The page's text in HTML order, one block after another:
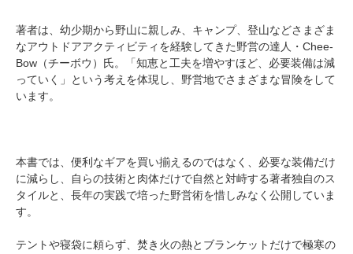
著者は、幼少期から野山に親しみ、キャンプ、登山などさまざま
なアウトドアアクティビティを経験してきた野営の達人・Chee-
Bow（チーボウ）氏。「知恵と工夫を増やすほど、必要装備は減
っていく」という考えを体現し、野営地でさまざまな冒険をして
います。
本書では、便利なギアを買い揃えるのではなく、必要な装備だけ
に減らし、自らの技術と肉体だけで自然と対峙する著者独自のス
タイルと、長年の実践で培った野営術を惜しみなく公開していま
す。
テントや寝袋に頼らず、焚き火の熱とブランケットだけで極寒の